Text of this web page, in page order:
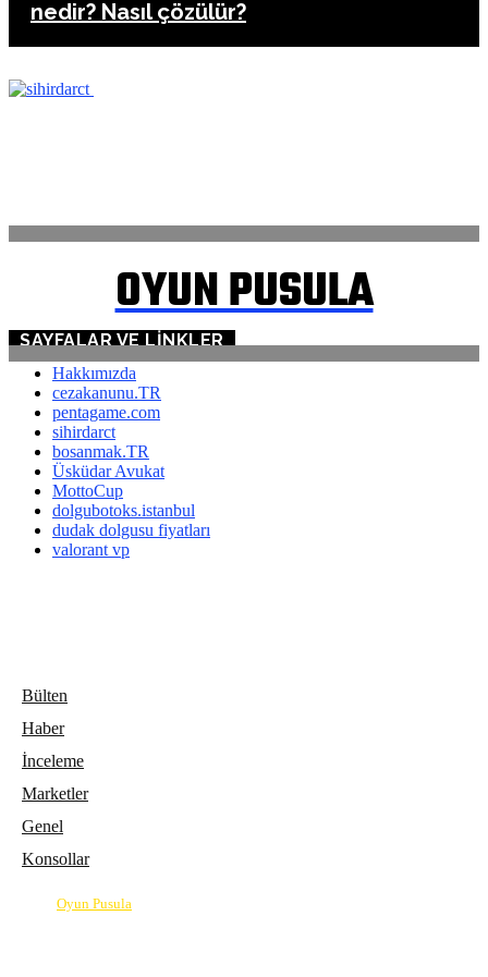
nedir? Nasıl çözülür?
OYUN PUSULA
SAYFALAR VE LINKLER
Hakkımızda
cezakanunu.TR
pentagame.com
sihirdarct
bosanmak.TR
Üsküdar Avukat
MottoCup
dolgubotoks.istanbul
dudak dolgusu fiyatları
valorant vp
Bülten
Haber
İnceleme
Marketler
Genel
Konsollar
Oyun Pusula